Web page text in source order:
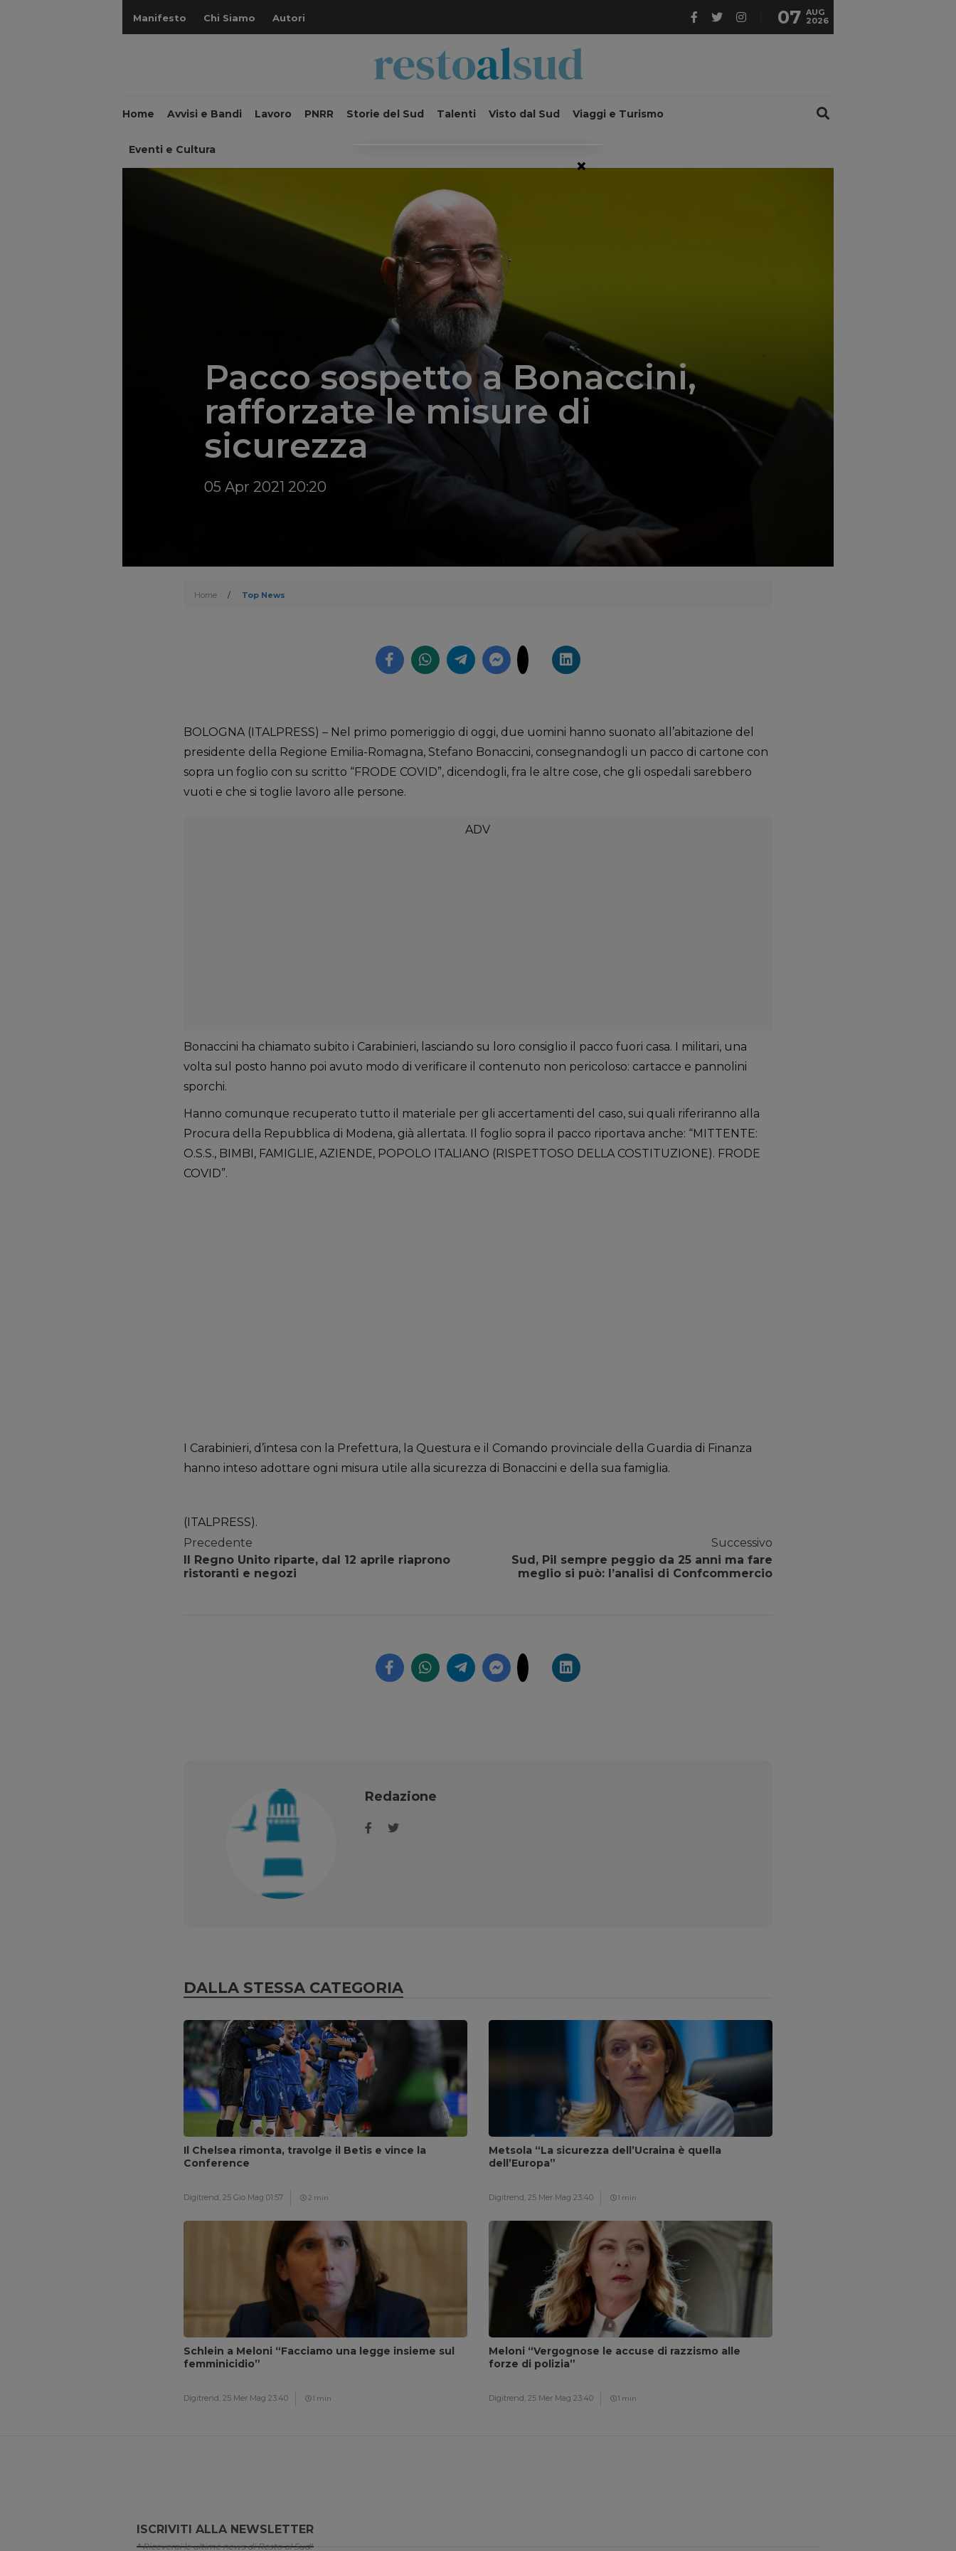
Manifesto Chi Siamo Autori 07 AUG
2026
Home Avvisi e Bandi Lavoro PNRR Storie del Sud Talenti Visto dal Sud Viaggi e Turismo
Eventi e Cultura
';
Pacco sospetto a Bonaccini,
rafforzate le misure di
sicurezza
05 Apr 2021 20:20
Home / Top News
BOLOGNA (ITALPRESS) – Nel primo pomeriggio di oggi, due uomini hanno suonato all’abitazione del
presidente della Regione Emilia-Romagna, Stefano Bonaccini, consegnandogli un pacco di cartone con
sopra un foglio con su scritto “FRODE COVID”, dicendogli, fra le altre cose, che gli ospedali sarebbero
vuoti e che si toglie lavoro alle persone.
Bonaccini ha chiamato subito i Carabinieri, lasciando su loro consiglio il pacco fuori casa. I militari, una
volta sul posto hanno poi avuto modo di verificare il contenuto non pericoloso: cartacce e pannolini
sporchi.
Hanno comunque recuperato tutto il materiale per gli accertamenti del caso, sui quali riferiranno alla
Procura della Repubblica di Modena, già allertata. Il foglio sopra il pacco riportava anche: “MITTENTE:
O.S.S., BIMBI, FAMIGLIE, AZIENDE, POPOLO ITALIANO (RISPETTOSO DELLA COSTITUZIONE). FRODE
COVID”.
I Carabinieri, d’intesa con la Prefettura, la Questura e il Comando provinciale della Guardia di Finanza
hanno inteso adottare ogni misura utile alla sicurezza di Bonaccini e della sua famiglia.
(ITALPRESS).
Precedente
Il Regno Unito riparte, dal 12 aprile riaprono
ristoranti e negozi
Successivo
Sud, Pil sempre peggio da 25 anni ma fare
meglio si può: l’analisi di Confcommercio
Redazione
DALLA STESSA CATEGORIA
Il Chelsea rimonta, travolge il Betis e vince la
Conference
Digitrend, 25 Gio Mag 01:57 2 min
Metsola “La sicurezza dell’Ucraina è quella
dell’Europa”
Digitrend, 25 Mer Mag 23:40 1 min
Schlein a Meloni “Facciamo una legge insieme sul
femminicidio”
Digitrend, 25 Mer Mag 23:40 1 min
Meloni “Vergognose le accuse di razzismo alle
forze di polizia”
Digitrend, 25 Mer Mag 23:40 1 min
ISCRIVITI ALLA NEWSLETTER
* Riceverai le ultime news di Resto al Sud!
×